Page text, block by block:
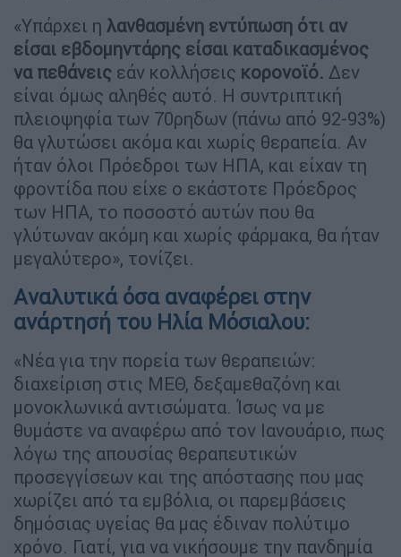
«Υπάρχει η λανθασμένη εντύπωση ότι αν
είσαι εβδομηντάρης είσαι καταδικασμένος
να πεθάνεις εάν κολλήσεις κορονοϊό. Δεν
είναι όμως αληθές αυτό. Η συντριπτική
πλειοψηφία των 70ρηδων (πάνω από 92-93%)
θα γλυτώσει ακόμα και χωρίς θεραπεία. Αν
ήταν όλοι Πρόεδροι των ΗΠΑ, και είχαν τη
φροντίδα που είχε ο εκάστοτε Πρόεδρος
των ΗΠΑ, το ποσοστό αυτών που θα
γλύτωναν ακόμη και χωρίς φάρμακα, θα ήταν
μεγαλύτερο», τονίζει.
Aναλυτικά όσα αναφέρει στην
ανάρτησή του Ηλία Μόσιαλου:
«Νέα για την πορεία των θεραπειών:
διαχείριση στις ΜΕΘ, δεξαμεθαζόνη και
μονοκλωνικά αντισώματα. Ίσως να με
θυμάστε να αναφέρω από τον Ιανουάριο, πως
λόγω της απουσίας θεραπευτικών
προσεγγίσεων και της απόστασης που μας
χωρίζει από τα εμβόλια, οι παρεμβάσεις
δημόσιας υγείας θα μας έδιναν πολύτιμο
χρόνο. Γιατί, για να νικήσουμε την πανδημία